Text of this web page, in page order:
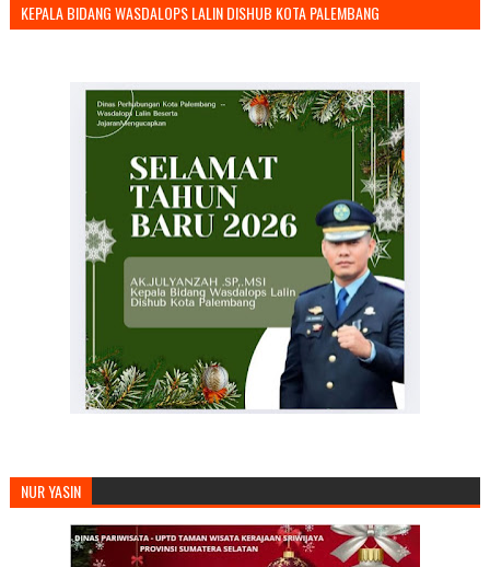
KEPALA BIDANG WASDALOPS LALIN DISHUB KOTA PALEMBANG
NUR YASIN